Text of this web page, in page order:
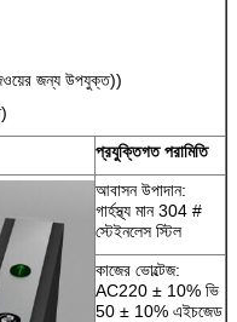
জন্য উপযুক্ত))
প্রযুক্তিগত পরামিতি
আবাসন উপাদান:
গার্হস্থ্য মান 304 #
স্টেইনলেস স্টিল
কাজের ভোল্টেজ:
AC220 ± 10% ভি
50 ± 10% এইচজেড